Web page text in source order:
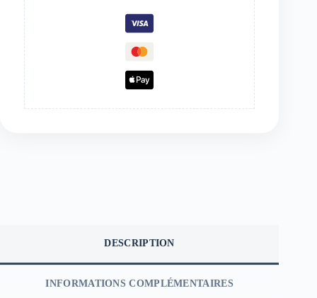
DESCRIPTION
INFORMATIONS COMPLÉMENTAIRES